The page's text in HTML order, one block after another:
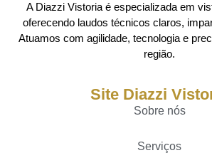
A Diazzi Vistoria é especializada em
oferecendo laudos técnicos claros,
Atuamos com agilidade, tecnologia e
região.
Site Diazzi
Sobre nós
Serviços